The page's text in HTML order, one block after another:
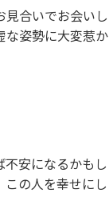
合いでお会いし
な姿勢に大変惹か
安になるかもし
の人を幸せにし